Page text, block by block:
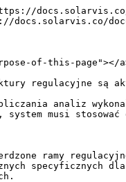
docs.solarvis.co/
of-this-page"></
regulacyjne są
analiz
musi
ramy
specyficznych